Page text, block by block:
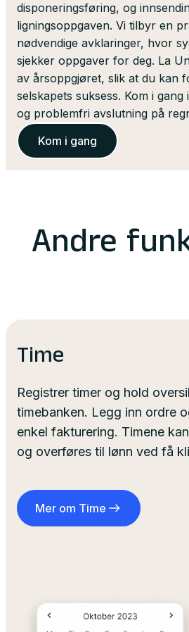
disponeringsføring, og
ligningsoppgaven. Vi tilbyr en
nødvendige avklaringer, hvor
sjekker oppgaver for deg. La
av årsoppgjøret, slik at du kan
selskapets suksess. Kom i gang
og problemfri avslutning på
Kom i gang
Andre
Time
Registrer timer og hold
timebanken. Legg inn ordre
enkel fakturering. Timene
og overføres til lønn ved få
Mer om Time